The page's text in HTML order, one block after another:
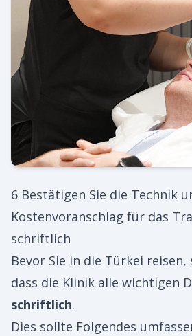
6 Bestätigen Sie die Technik
Kostenvoranschlag für das
schriftlich
Bevor Sie in die Türkei reisen,
dass die Klinik alle wichtigen
schriftlich.
Dies sollte Folgendes